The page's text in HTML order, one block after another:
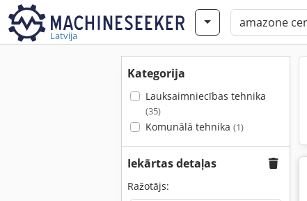
Latvija
Kategorija
Lauksaimniecības tehnika
(35)
Komunālā tehnika (1)
Iekārtas detaļas
Ražotājs: